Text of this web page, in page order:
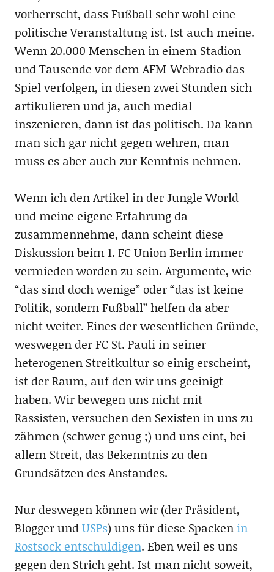
vorherrscht, dass Fußball sehr wohl eine
politische Veranstaltung ist. Ist auch meine.
Wenn 20.000 Menschen in einem Stadion
und Tausende vor dem AFM-Webradio das
Spiel verfolgen, in diesen zwei Stunden sich
artikulieren und ja, auch medial
inszenieren, dann ist das politisch. Da kann
man sich gar nicht gegen wehren, man
muss es aber auch zur Kenntnis nehmen.
Wenn ich den Artikel in der Jungle World
und meine eigene Erfahrung da
zusammennehme, dann scheint diese
Diskussion beim 1. FC Union Berlin immer
vermieden worden zu sein. Argumente, wie
“das sind doch wenige” oder “das ist keine
Politik, sondern Fußball” helfen da aber
nicht weiter. Eines der wesentlichen Gründe,
weswegen der FC St. Pauli in seiner
heterogenen Streitkultur so einig erscheint,
ist der Raum, auf den wir uns geeinigt
haben. Wir bewegen uns nicht mit
Rassisten, versuchen den Sexisten in uns zu
zähmen (schwer genug ;) und uns eint, bei
allem Streit, das Bekenntnis zu den
Grundsätzen des Anstandes.
Nur deswegen können wir (der Präsident,
Blogger undUSPs) uns für diese Spacken in
Rostsock entschuldigen. Eben weil es uns
gegen den Strich geht. Ist man nicht soweit,